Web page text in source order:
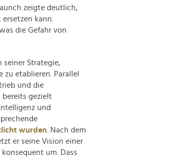
zeigte deutlich,
kann.
die Gefahr von
Strategie,
etablieren. Parallel
und die
gezielt
und
wurden . Nach dem
er seine Vision einer
um. Dass